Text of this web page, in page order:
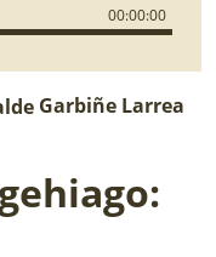
00:00:00
Garbiñe Larrea